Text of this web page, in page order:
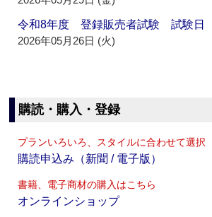
令和8年度 登録販売者試験 試験日
2026年05月26日 (火)
購読・購入・登録
プランいろいろ、スタイルに合わせて選択
購読申込み（新聞 / 電子版）
書籍、電子商材の購入はこちら
オンラインショップ